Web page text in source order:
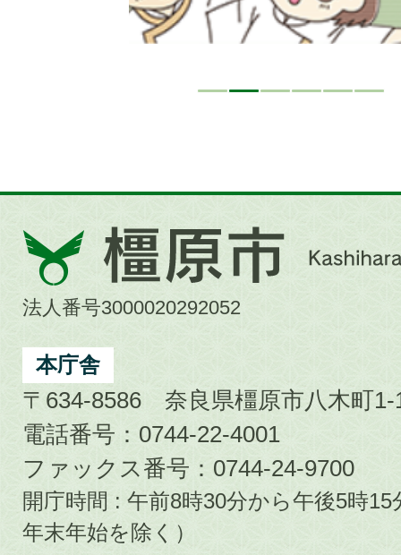
橿
原
市
City
法人番号3000020292052
本庁舎
〒634-8586 奈良県橿原市八木町1-
電話番号：0744-22-4001
ファックス番号：0744-24-9700
開庁時間 : 午前8時30分から午後5時
年末年始を除く）